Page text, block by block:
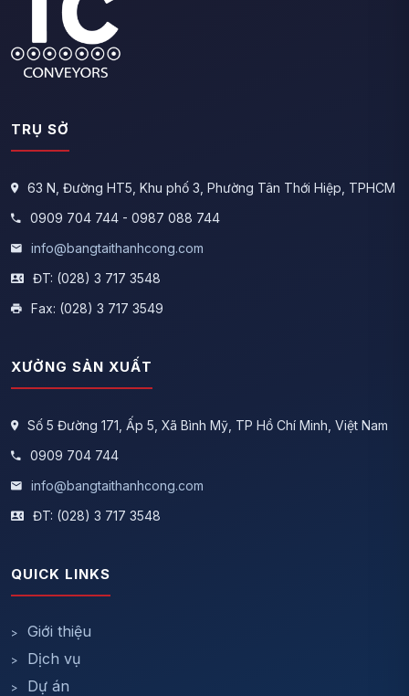
TRỤ SỞ
63 N, Đường HT5, Khu phố 3, Phường Tân Thới Hiệp, TPHCM
0909 704 744 - 0987 088 744
info@bangtaithanhcong.com
ĐT: (028) 3 717 3548
Fax: (028) 3 717 3549
XƯỞNG SẢN XUẤT
Số 5 Đường 171, Ấp 5, Xã Bình Mỹ, TP Hồ Chí Minh, Việt Nam
0909 704 744
info@bangtaithanhcong.com
ĐT: (028) 3 717 3548
QUICK LINKS
Giới thiệu
Dịch vụ
Dự án